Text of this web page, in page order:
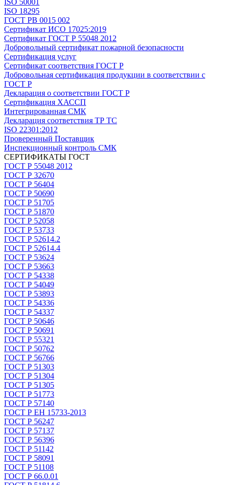
ISO 18295
ГОСТ РВ 0015 002
Сертификат ИСО 17025:2019
Сертификат ГОСТ Р 55048 2012
Добровольный сертификат пожарной безопасности
Сертификация услуг
Сертификат соответствия ГОСТ Р
Добровольная сертификация продукции в соответствии с
ГОСТ Р
Декларация о соответствии ГОСТ Р
Сертификация ХАССП
Интегрированная СМК
Декларация соответствия ТР ТС
ISO 22301:2012
Проверенный Поставщик
Инспекционный контроль СМК
СЕРТИФИКАТЫ ГОСТ
ГОСТ Р 55048 2012
ГОСТ Р 32670
ГОСТ Р 56404
ГОСТ Р 50690
ГОСТ Р 51705
ГОСТ Р 51870
ГОСТ Р 52058
ГОСТ Р 53733
ГОСТ Р 52614.2
ГОСТ Р 52614.4
ГОСТ Р 53624
ГОСТ Р 53663
ГОСТ Р 54338
ГОСТ Р 54049
ГОСТ Р 53893
ГОСТ Р 54336
ГОСТ Р 54337
ГОСТ Р 50646
ГОСТ Р 50691
ГОСТ Р 55321
ГОСТ Р 50762
ГОСТ Р 56766
ГОСТ Р 51303
ГОСТ Р 51304
ГОСТ Р 51305
ГОСТ Р 51773
ГОСТ Р 57140
ГОСТ Р ЕН 15733-2013
ГОСТ Р 56247
ГОСТ Р 57137
ГОСТ Р 56396
ГОСТ Р 51142
ГОСТ Р 58091
ГОСТ Р 51108
ГОСТ Р 66.0.01